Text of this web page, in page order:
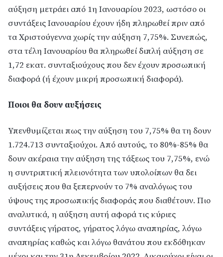
αύξηση μετράει από 1η Ιανουαρίου 2023, ωστόσο οι
συντάξεις Ιανουαρίου έχουν ήδη πληρωθεί πριν από
τα Χριστούγεννα χωρίς την αύξηση 7,75%. Συνεπώς,
στα τέλη Ιανουαρίου θα πληρωθεί διπλή αύξηση σε
1,72 εκατ. συνταξιούχους που δεν έχουν προσωπική
διαφορά (ή έχουν μικρή προσωπική διαφορά).
Ποιοι θα δουν αυξήσεις
Υπενθυμίζεται πως την αύξηση του 7,75% θα τη δουν
1.724.713 συνταξιούχοι. Από αυτούς, το 80%-85% θα
δουν ακέραια την αύξηση της τάξεως του 7,75%, ενώ
η συντριπτική πλειονότητα των υπολοίπων θα δει
αυξήσεις που θα ξεπερνούν το 7% αναλόγως του
ύψους της προσωπικής διαφοράς που διαθέτουν. Πιο
αναλυτικά, η αύξηση αυτή αφορά τις κύριες
συντάξεις γήρατος, γήρατος λόγω αναπηρίας, λόγω
αναπηρίας καθώς και λόγω θανάτου που εκδόθηκαν